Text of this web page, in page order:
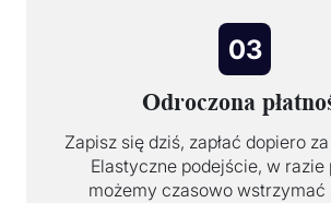
03
Odroczona
Zapisz się dziś, zapłać dopiero
Elastyczne podejście, w razie
możemy czasowo wstrzymać